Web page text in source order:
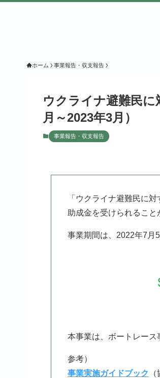
ホーム 事業報告・収支報告
ウクライナ避難民
月～2023年3月）
事業報告・収支報告
「ウクライナ避難民に
助成金を受けられること
事業期間は、2022年7月
本事業は、ボートレース
参考）
事業実施ガイドブック